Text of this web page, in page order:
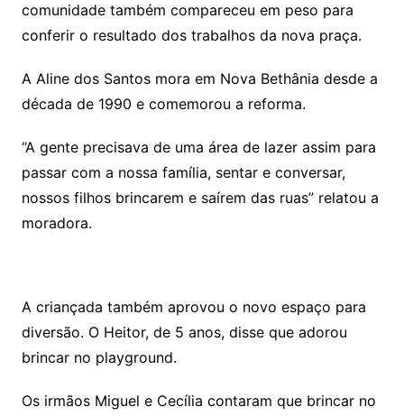
comunidade também compareceu em peso para
conferir o resultado dos trabalhos da nova praça.
A Aline dos Santos mora em Nova Bethânia desde a
década de 1990 e comemorou a reforma.
“A gente precisava de uma área de lazer assim para
passar com a nossa família, sentar e conversar,
nossos filhos brincarem e saírem das ruas” relatou a
moradora.
A criançada também aprovou o novo espaço para
diversão. O Heitor, de 5 anos, disse que adorou
brincar no playground.
Os irmãos Miguel e Cecília contaram que brincar no